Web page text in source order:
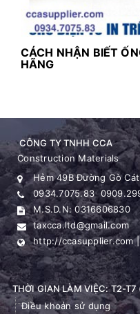
CÁCH NHẬN BIẾT
HÃNG
CÔNG TY TNHH CCA
Construction Materials
Hẻm 49B Đường Gò
0934.7075.83
M.S.D.N: 0316606830
taxcca.ltd@gmail.com
http://ccasupplier.com
THỜI GIAN LÀM VIỆC: T2-
Điều khoản sử dụng